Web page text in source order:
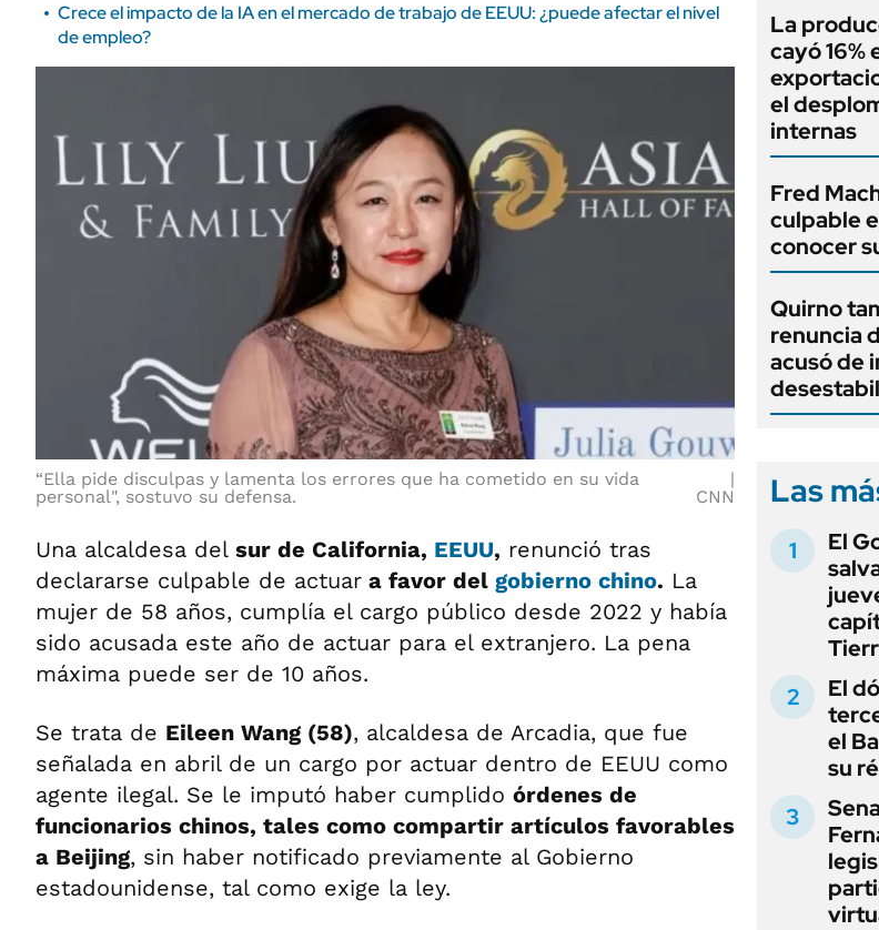
Crece el impacto de la IA en el mercado de trabajo de EEUU: ¿puede afectar el nivel
de empleo?
“Ella pide disculpas y lamenta los errores que ha cometido en su vida
personal", sostuvo su defensa.
CNN
Una alcaldesa del sur de California, EEUU, renunció tras
declararse culpable de actuar a favor del gobierno chino. La
mujer de 58 años, cumplía el cargo público desde 2022 y había
sido acusada este año de actuar para el extranjero. La pena
máxima puede ser de 10 años.
Se trata de Eileen Wang (58), alcaldesa de Arcadia, que fue
señalada en abril de un cargo por actuar dentro de EEUU como
agente ilegal. Se le imputó haber cumplido órdenes de
funcionarios chinos, tales como compartir artículos favorables
a Beijing, sin haber notificado previamente al Gobierno
estadounidense, tal como exige la ley.
La
cayó 16%
el
internas
Fred
culpable
conocer
Quirno
renuncia
acusó de
Las
El
El
el
su